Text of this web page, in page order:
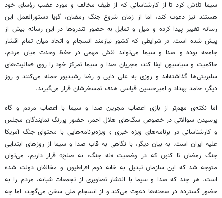
سیما تلاش کرد تا از کارشناسانی که از طیف مخالف و مورد غضب رؤسای خود
هستند نیز دعوت کند، اما از زمان شروع جنگ رمضان، گویا دستورالعمل این
رسانه تغییر پیدا کرده و میل و تمایل به حضور تندروها در این رسانه بیش از
پیش شده است. در شرایطی که کشور نیازمند انسجام و اتحاد میان تمام اقشار
جامعه بوده و صدا و سیما می‌تواند نقش مهمی در حفظ وحدت میان مردم،
حاکمیت و سیاسیون ایفا کند، مجریان صدا و سیما تمرکز خود را روی فعالیت‌های
سلبریتی‌ها گذاشته‌اند و روزی به علی دایی و رضا رشیدپور حمله می‌کنند و روز
دیگر، حامد بهداد و امیرحسین قیاسی هدف تمسخرشان قرار می‌گیرند.
اما نکته‌ی مهم‌تر از بازی اعصاب مجریان صدا و سیما با اعصاب مردم و گاه
پرسیدن سوالاتی در خصوص سگ‌های هلال احمر، حضور پررنگ نمایندگان مجلس
و کارشناسانی در برنامه‌های ویژه خبری و ویژه‌برنامه‌هایی با محتوای جنگ آمریکا
علیه ایران است. به بیان دیگر، با نگاهی به قاب صدا و سیما از روزهای ابتدایی
جنگ رمضان تا کنون که در وضعیت «نه جنگ، نه صلح» قرار داریم، می‌توان
متوجه شد که این سازمان تبدیل به خانه دوم افراطیون و مخالفان دولت شده
است. هر چند که صدا و سیما با انتشار تصاویری از تجمعات شبانه، مردم را به
حضور گسترده در صحنه‌ها دعوت می‌کند و از انسجام ملی سخن می‌گوید، اما چه